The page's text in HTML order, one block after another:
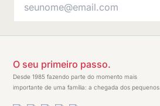
O seu primeiro passo.
Desde 1985 fazendo parte do momento mais
importante de uma família: a chegada dos pequenos.